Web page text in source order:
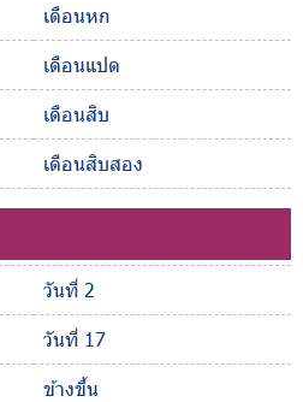
เดือนหก
เดือนแปด
เดือนสิบ
เดือนสิบสอง
วันที่ 2
วันที่ 17
ข้างขึ้น